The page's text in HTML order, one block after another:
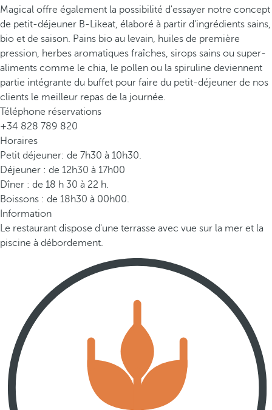
Magical offre également la possibilité d'essayer notre concept
de petit-déjeuner B-Likeat, élaboré à partir d'ingrédients sains,
bio et de saison. Pains bio au levain, huiles de première
pression, herbes aromatiques fraîches, sirops sains ou super-
aliments comme le chia, le pollen ou la spiruline deviennent
partie intégrante du buffet pour faire du petit-déjeuner de nos
clients le meilleur repas de la journée.
Téléphone réservations
+34 828 789 820
Horaires
Petit déjeuner: de 7h30 à 10h30.
Déjeuner : de 12h30 à 17h00
Dîner : de 18 h 30 à 22 h.
Boissons : de 18h30 à 00h00.
Information
Le restaurant dispose d'une terrasse avec vue sur la mer et la
piscine à débordement.